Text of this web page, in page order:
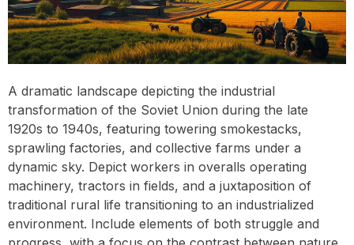
A dramatic landscape depicting the industrial
transformation of the Soviet Union during the late
1920s to 1940s, featuring towering smokestacks,
sprawling factories, and collective farms under a
dynamic sky. Depict workers in overalls operating
machinery, tractors in fields, and a juxtaposition of
traditional rural life transitioning to an industrialized
environment. Include elements of both struggle and